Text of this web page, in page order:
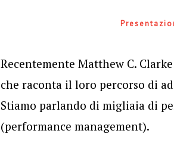
Recentemente Matthew C.
che raconta il loro percorso di
Stiamo parlando di migliaia di
(performance management).